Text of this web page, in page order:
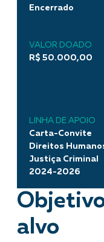
Encerrado
VALOR DOADO
R$ 50.000,00
LINHA DE APOIO
Carta-Convite
Direitos
Justiça Criminal
2024-2026
alvo